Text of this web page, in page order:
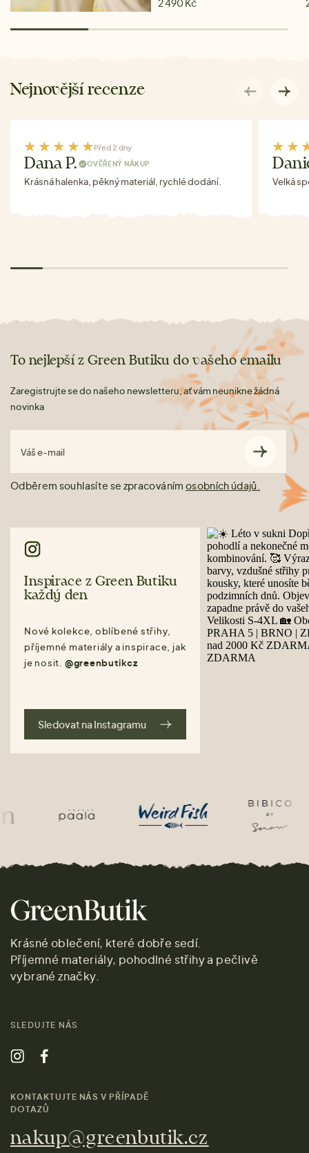
2 490 Kč
Nejnovější recenze
Před 2 dny
Dana P. OVĚŘENÝ NÁKUP
Krásná halenka, pěkný materiál, rychlé dodání. Velká
To nejlepší z Green Butiku do vašeho emailu
Zaregistrujte se do našeho newsletteru, ať vám neunikne žádná
novinka
Váš e-mail
Odběrem souhlasíte se zpracováním osobních údajů.
Inspirace z Green Butiku
každý den
Nové kolekce, oblíbené střihy,
příjemné materiály a inspirace, jak
je nosit. @greenbutikcz
Sledovat na Instagramu
Krásné oblečení, které dobře sedí.
Příjemné materiály, pohodlné střihy a pečlivě
vybrané značky.
SLEDUJTE NÁS
KONTAKTUJTE NÁS V PŘÍPADĚ
DOTAZŮ
nakup@greenbutik.cz